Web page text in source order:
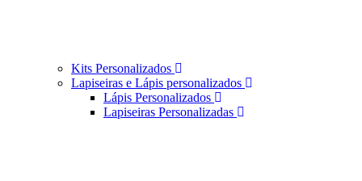
Kits Personalizados
Lapiseiras e Lápis personalizados
Lápis Personalizados
Lapiseiras Personalizadas